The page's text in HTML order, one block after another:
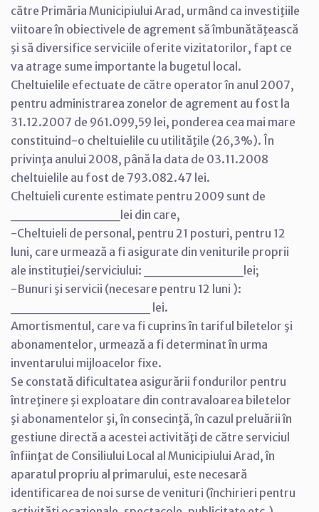
către Primăria Municipiului Arad, urmând ca investiţiile
viitoare în obiectivele de agrement să îmbunătăţească
şi să diversifice serviciile oferite vizitatorilor, fapt ce
va atrage sume importante la bugetul local.
Cheltuielile efectuate de către operator în anul 2007,
pentru administrarea zonelor de agrement au fost la
31.12.2007 de 961.099,59 lei, ponderea cea mai mare
constituind-o cheltuielile cu utilităţile (26,3%). În
privinţa anului 2008, până la data de 03.11.2008
cheltuielile au fost de 793.082.47 lei.
Cheltuieli curente estimate pentru 2009 sunt de
___________lei din care,
-Cheltuieli de personal, pentru 21 posturi, pentru 12
luni, care urmează a fi asigurate din veniturile proprii
ale instituţiei/serviciului: __________lei;
-Bunuri şi servicii (necesare pentru 12 luni ):
______________ lei.
Amortismentul, care va fi cuprins în tariful biletelor şi
abonamentelor, urmează a fi determinat în urma
inventarului mijloacelor fixe.
Se constată dificultatea asigurării fondurilor pentru
întreţinere şi exploatare din contravaloarea biletelor
şi abonamentelor şi, în consecinţă, în cazul preluării în
gestiune directă a acestei activităţi de către serviciul
înfiinţat de Consiliului Local al Municipiului Arad, în
aparatul propriu al primarului, este necesară
identificarea de noi surse de venituri (închirieri pentru